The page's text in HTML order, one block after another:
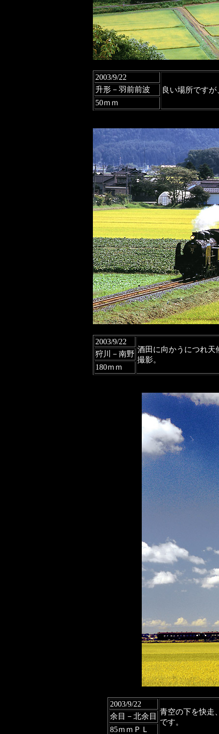
2003/9/22
良い場所です
升形－羽前前波
50ｍｍ
2003/9/22
酒田に向かうにつれ天
撮影。
狩川－南野
180ｍｍ
2003/9/22
青空の下を快走
です。
余目－北余目
85ｍｍＰＬ